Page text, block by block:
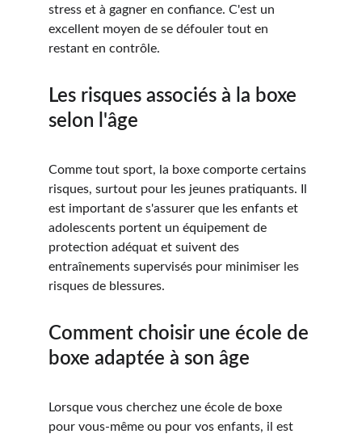
stress et à gagner en confiance. C'est un
excellent moyen de se défouler tout en
restant en contrôle.
Les risques associés à la boxe
selon l'âge
Comme tout sport, la boxe comporte certains
risques, surtout pour les jeunes pratiquants. Il
est important de s'assurer que les enfants et
adolescents portent un équipement de
protection adéquat et suivent des
entraînements supervisés pour minimiser les
risques de blessures.
Comment choisir une école de
boxe adaptée à son âge
Lorsque vous cherchez une école de boxe
pour vous-même ou pour vos enfants, il est